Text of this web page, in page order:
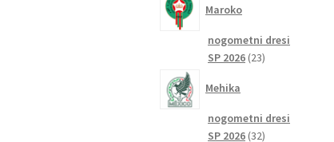
Maroko
nogometni dresi
SP 2026 2323
Mehika
nogometni dresi
SP 2026 3232